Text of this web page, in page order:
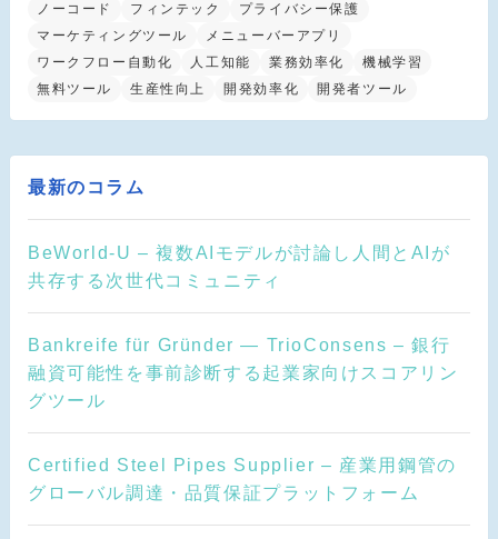
ノーコード
フィンテック
プライバシー保護
マーケティングツール
メニューバーアプリ
ワークフロー自動化
人工知能 業務効率化
機械学習
無料ツール
生産性向上 開発効率化 開発者ツール
最新のコラム
BeWorld-U – 複数AIモデルが討論し人間とAIが
共存する次世代コミュニティ
Bankreife für Gründer — TrioConsens – 銀行
融資可能性を事前診断する起業家向けスコアリン
グツール
Certified Steel Pipes Supplier – 産業用鋼管の
グローバル調達・品質保証プラットフォーム